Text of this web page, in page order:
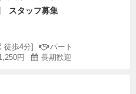
スタッフ募集
徒歩4分]
パート
円
長期歓迎